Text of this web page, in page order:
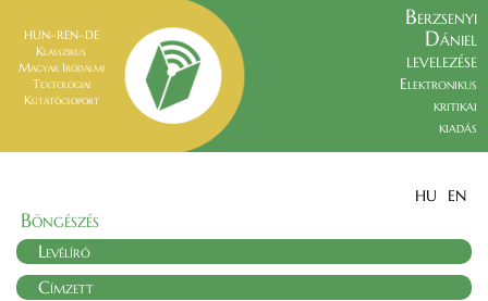
HUN–REN–DE
Klasszikus
Magyar Irodalmi
Textológiai
Kutatócsoport
Berzsenyi
Dániel
levelezése
Elektronikus
kritikai
kiadás
HU EN
Böngészés
Levélíró
Címzett